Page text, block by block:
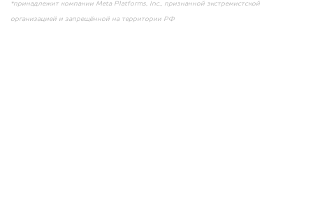
*принадлежит компании Meta Platforms, Inc., признанной экстремистской
организацией и запрещённой на территории РФ